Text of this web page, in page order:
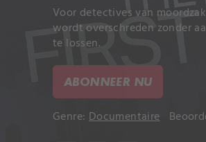
Voor detectives van
wordt overschreden zonder
te lossen.
ABONNEER NU
Genre: Documentaire